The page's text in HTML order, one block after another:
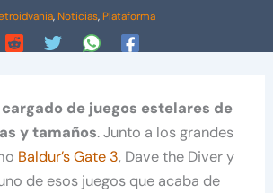
, Noticias, Plataforma
cargado de juegos estelares de
y tamaños. Junto a los grandes
Baldur’s Gate 3, Dave the Diver y
de esos juegos que acaba de